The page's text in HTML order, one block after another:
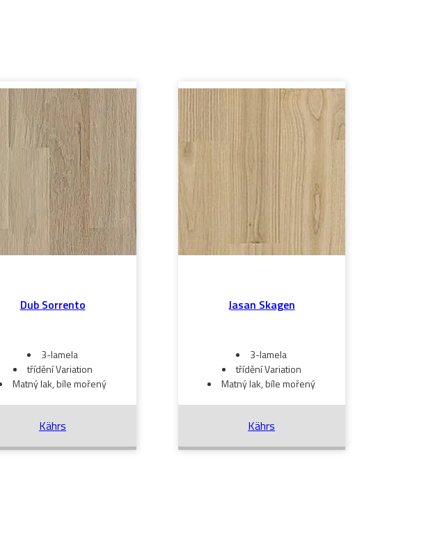
Dub Sorrento
3-lamela
třídění Variation
Matný lak, bíle mořený
Kährs
Jasan Skagen
3-lamela
třídění Variation
Matný lak, bíle mořený
Kährs